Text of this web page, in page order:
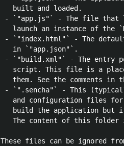
   built and loaded.
- `"app.js"` - The file that
launch an instance of the
- `"index.html"` - The
   in `"app.json"`.
- `"build.xml"` - The entry
script. This file is a
them. See the comments in
- `".sencha"` - This
and configuration files
build the application but
The content of this folder
These files can be ignored